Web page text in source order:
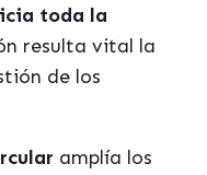
toda la
resulta vital la
de los
amplía los